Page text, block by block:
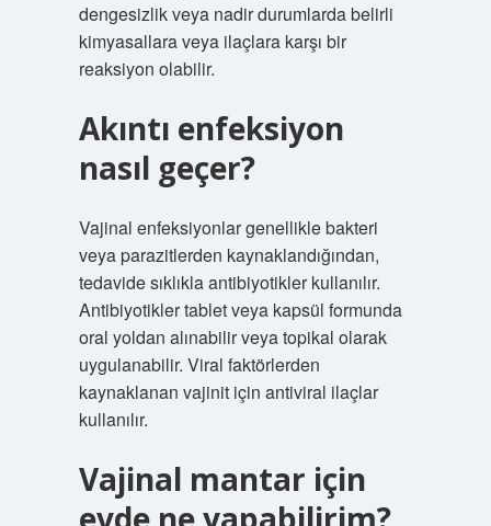
dengesizlik veya nadir durumlarda belirli
kimyasallara veya ilaçlara karşı bir
reaksiyon olabilir.
Akıntı enfeksiyon
nasıl geçer?
Vajinal enfeksiyonlar genellikle bakteri
veya parazitlerden kaynaklandığından,
tedavide sıklıkla antibiyotikler kullanılır.
Antibiyotikler tablet veya kapsül formunda
oral yoldan alınabilir veya topikal olarak
uygulanabilir. Viral faktörlerden
kaynaklanan vajinit için antiviral ilaçlar
kullanılır.
Vajinal mantar için